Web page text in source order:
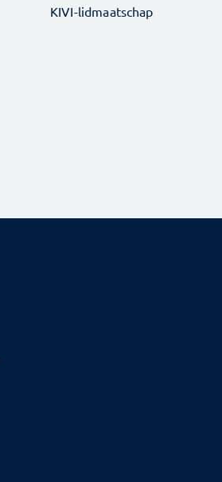
KIVI-lidmaatschap